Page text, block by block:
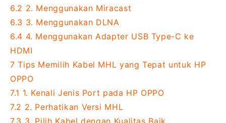
6.2 2. Menggunakan Miracast
6.3 3. Menggunakan DLNA
6.4 4. Menggunakan Adapter USB Type-C ke
HDMI
7 Tips Memilih Kabel MHL yang Tepat untuk HP
OPPO
7.1 1. Kenali Jenis Port pada HP OPPO
7.2 2. Perhatikan Versi MHL